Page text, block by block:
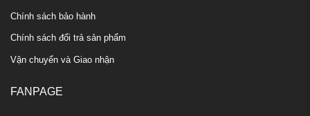
Chính sách bảo hành
Chính sách đổi trả sản phẩm
Vận chuyển và Giao nhận
FANPAGE